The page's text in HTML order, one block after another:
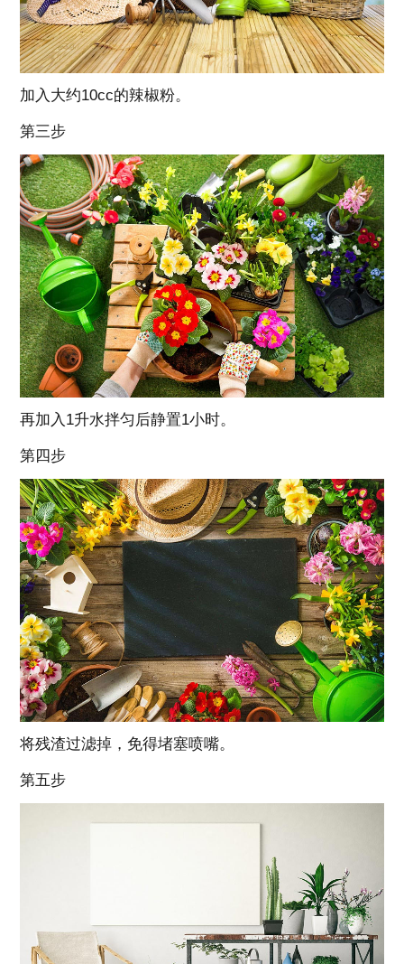
加入大约10cc的辣椒粉。
第三步
再加入1升水拌匀后静置1小时。
第四步
将残渣过滤掉，免得堵塞喷嘴。
第五步